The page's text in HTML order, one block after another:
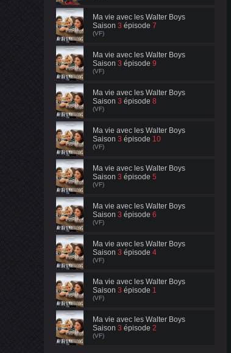
Ma vie avec les Walter Boys
Saison 3 épisode 7
(VF)
Ma vie avec les Walter Boys
Saison 3 épisode 9
(VF)
Ma vie avec les Walter Boys
Saison 3 épisode 8
(VF)
Ma vie avec les Walter Boys
Saison 3 épisode 10
(VF)
Ma vie avec les Walter Boys
Saison 3 épisode 5
(VF)
Ma vie avec les Walter Boys
Saison 3 épisode 6
(VF)
Ma vie avec les Walter Boys
Saison 3 épisode 4
(VF)
Ma vie avec les Walter Boys
Saison 3 épisode 1
(VF)
Ma vie avec les Walter Boys
Saison 3 épisode 2
(VF)